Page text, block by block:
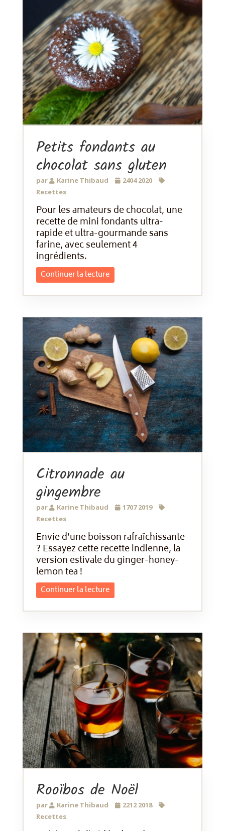
Petits fondants au
chocolat sans gluten
par Karine Thibaud
2404 2020
Recettes
Pour les amateurs de chocolat, une
recette de mini fondants ultra-
rapide et ultra-gourmande sans
farine, avec seulement 4
ingrédients.
Continuer la lecture
Citronnade au
gingembre
par Karine Thibaud
1707 2019
Recettes
Envie d’une boisson rafraîchissante
? Essayez cette recette indienne, la
version estivale du ginger-honey-
lemon tea !
Continuer la lecture
Rooïbos de Noël
par Karine Thibaud
2212 2018
Recettes